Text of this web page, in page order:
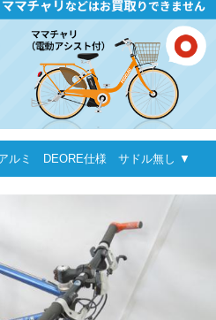
ルミ DEORE仕様 サドル無し ▼